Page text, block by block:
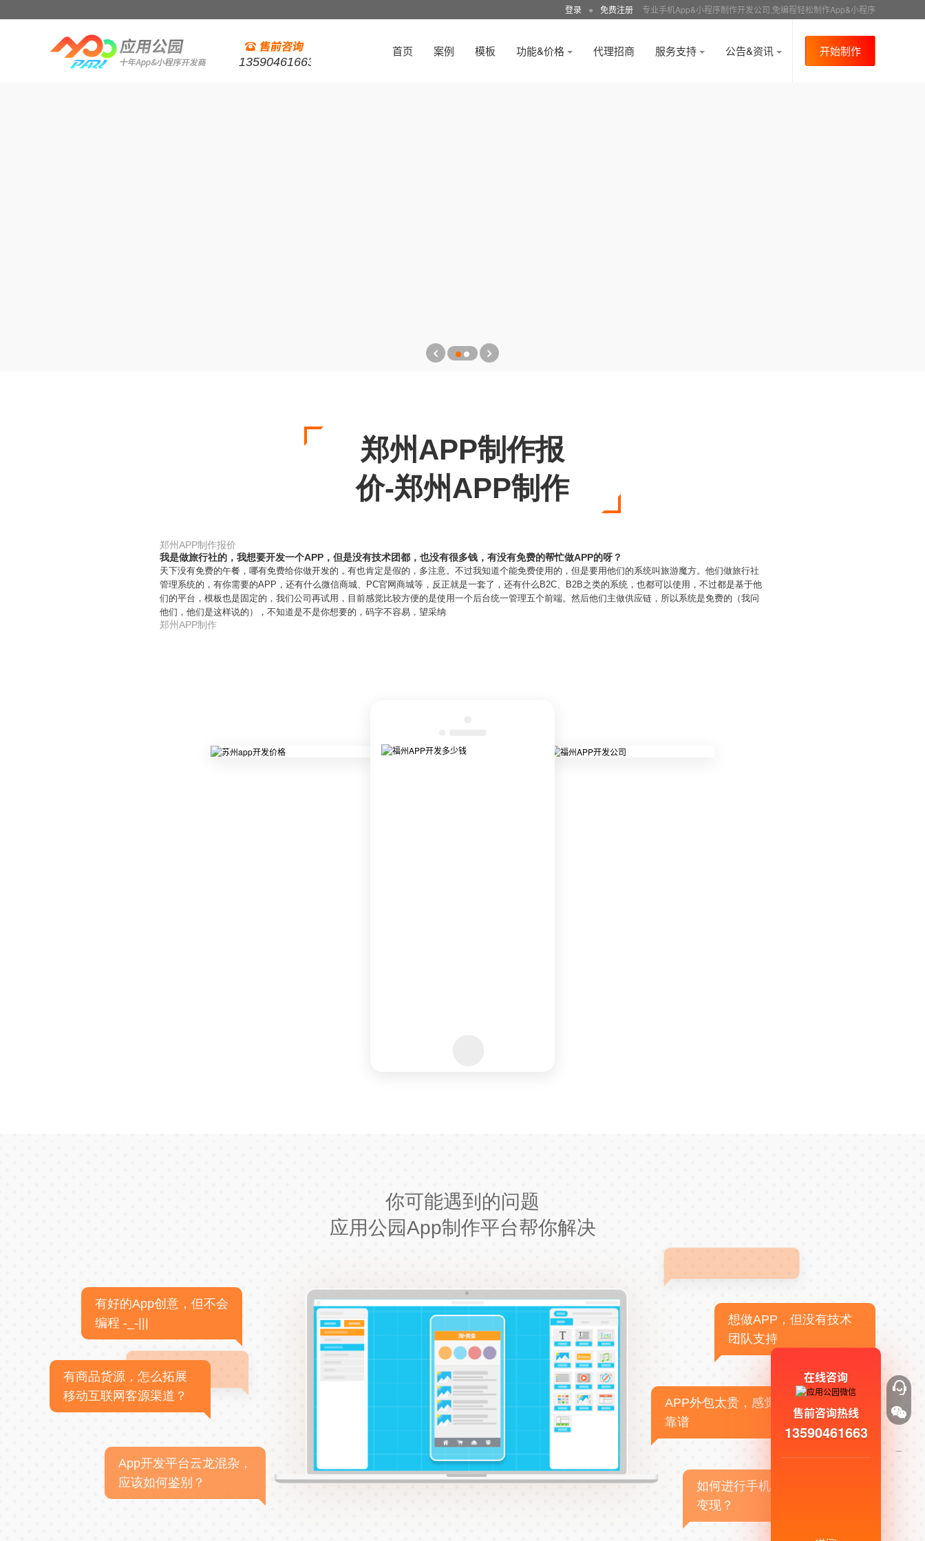
登录 ● 免费注册 专业手机App&小程序制作开发公司,免编程轻松制作App&小程序
13590461663
首页 案例 模板 功能&价格 代理招商 服务支持 公告&资讯 开始制作
郑州APP制作报
价-郑州APP制作
郑州APP制作报价
我是做旅行社的，我想要开发一个APP，但是没有技术团都，也没有很多钱，有没有免费的帮忙做APP的呀？
天下没有免费的午餐，哪有免费给你做开发的，有也肯定是假的，多注意。不过我知道个能免费使用的，但是要用他们的系统叫旅游魔方。他们做旅行社
管理系统的，有你需要的APP，还有什么微信商城、PC官网商城等，反正就是一套了，还有什么B2C、B2B之类的系统，也都可以使用，不过都是基于他
们的平台，模板也是固定的，我们公司再试用，目前感觉比较方便的是使用一个后台统一管理五个前端。然后他们主做供应链，所以系统是免费的（我问
他们，他们是这样说的），不知道是不是你想要的，码字不容易，望采纳
郑州APP制作
你可能遇到的问题
应用公园App制作平台帮你解决
有好的App创意，但不会
编程 -_-|||
有商品货源，怎么拓展
移动互联网客源渠道？
App开发平台云龙混杂，
应该如何鉴别？
想做APP，但没有技术
团队支持
APP外包太贵，感觉不
靠谱
如何进行手机APP商业
变现？
在线咨询
售前咨询热线
13590461663